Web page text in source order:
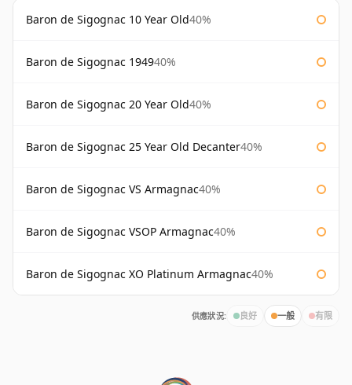
Baron de Sigognac 10 Year Old40%
Baron de Sigognac 194940%
Baron de Sigognac 20 Year Old40%
Baron de Sigognac 25 Year Old Decanter40%
Baron de Sigognac VS Armagnac40%
Baron de Sigognac VSOP Armagnac40%
Baron de Sigognac XO Platinum Armagnac40%
供應狀況: 良好 一般 有限